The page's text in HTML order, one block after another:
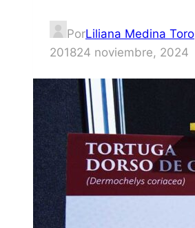
PorLiliana Medina Toro
201824 noviembre, 2024